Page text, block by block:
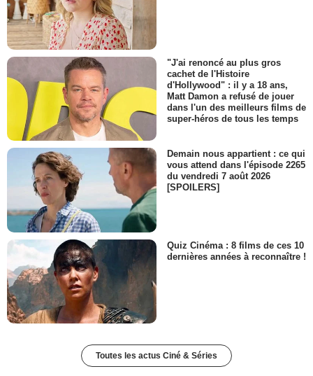
"J'ai renoncé au plus gros
cachet de l'Histoire
d'Hollywood" : il y a 18 ans,
Matt Damon a refusé de jouer
dans l'un des meilleurs films de
super-héros de tous les temps
Demain nous appartient : ce qui
vous attend dans l'épisode 2265
du vendredi 7 août 2026
[SPOILERS]
Quiz Cinéma : 8 films de ces 10
dernières années à reconnaître !
Toutes les actus Ciné & Séries